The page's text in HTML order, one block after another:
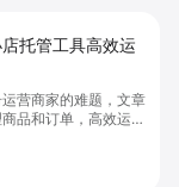
托管工具高效运
营商家的难题，文章
品和订单，高效运营
AI运营托管和丰富营
点击了解微信小店批